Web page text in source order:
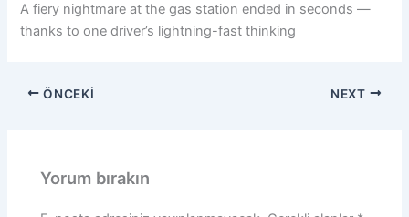
A fiery nightmare at the gas station ended in seconds —
thanks to one driver’s lightning-fast thinking
ÖNCEKI NEXT
Yorum bırakın